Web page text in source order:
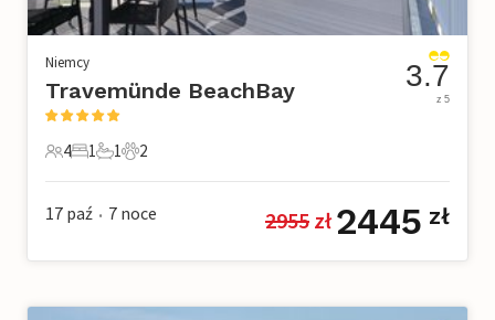
Niemcy
Travemünde BeachBay
4 Goście
4
1 Sypialnia
1
1 Łazienka
1
2 Zwierzęta domowe
2
3.7
z 5
17 paź • 7 noce 2955 zł 2445 zł